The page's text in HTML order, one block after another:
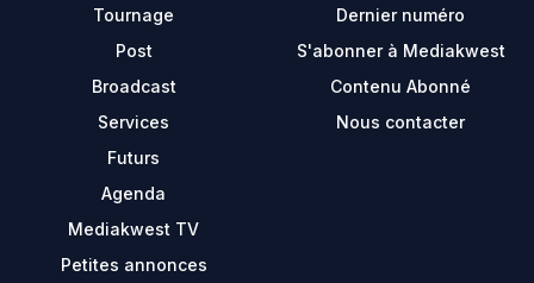
Tournage
Post
Broadcast
Services
Futurs
Agenda
Mediakwest TV
Petites annonces
Dernier numéro
S'abonner à Mediakwest
Contenu Abonné
Nous contacter